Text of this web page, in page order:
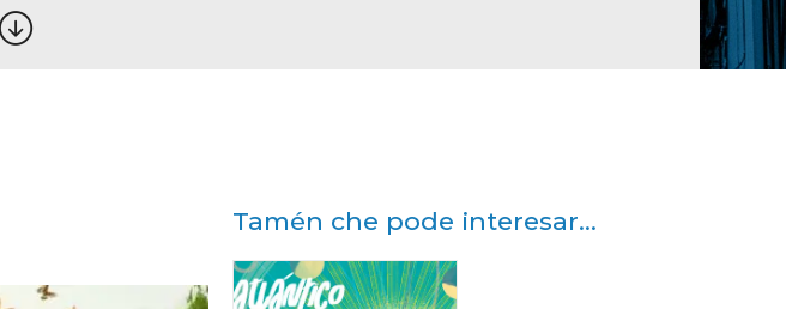
Tamén che pode interesar...